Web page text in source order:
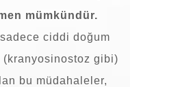
mümkündür.
ciddi doğum
(kranyosinostoz gibi)
bu müdahaleler,